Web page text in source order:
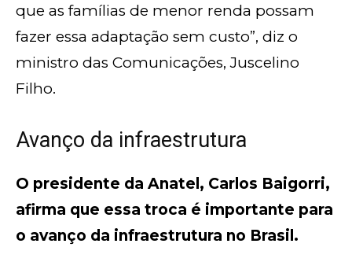
que as famílias de menor renda possam
fazer essa adaptação sem custo”, diz o
ministro das Comunicações, Juscelino
Filho.
Avanço da infraestrutura
O presidente da Anatel, Carlos Baigorri,
afirma que essa troca é importante para
o avanço da infraestrutura no Brasil.